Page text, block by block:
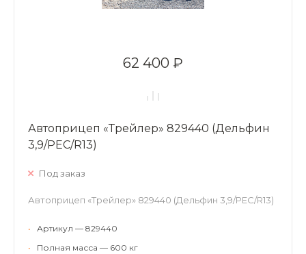
62 400 ₽
Автоприцеп «Трейлер» 829440 (Дельфин
3,9/РЕС/R13)
Под заказ
Автоприцеп «Трейлер» 829440 (Дельфин 3,9/РЕС/R13)
•
Артикул — 829440
•
Полная масса — 600 кг